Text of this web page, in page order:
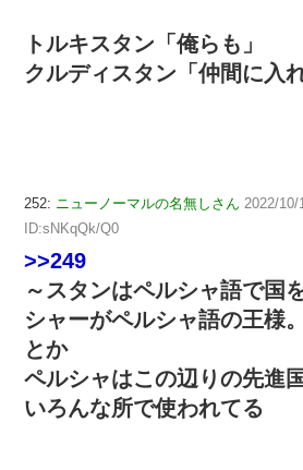
トルキスタン「俺らも」
クルディスタン「仲間に入
252: ニューノーマルの名無しさん 2022/10/
ID:sNKqQk/Q0
>>249
～スタンはペルシャ語で国
シャーがペルシャ語の王様
とか
ペルシャはこの辺りの先進
いろんな所で使われてる